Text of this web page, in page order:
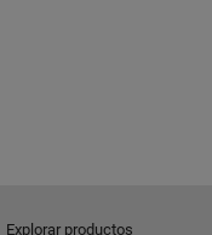
Explorar productos